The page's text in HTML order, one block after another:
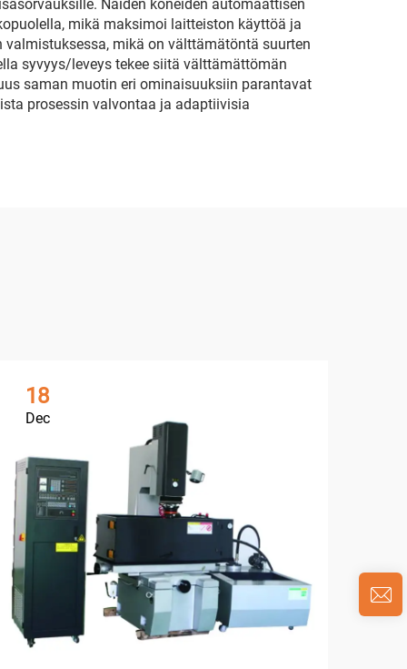
Näiden koneiden automaattisen
mikä maksimoi laitteiston käyttöä ja
mikä on välttämätöntä suurten
syvyys/leveys tekee siitä välttämättömän
saman muotin eri ominaisuuksiin parantavat
prosessin valvontaa ja adaptiivisia
18
Dec